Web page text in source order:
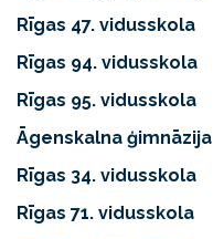
Rīgas 47. vidusskola
Rīgas 94. vidusskola
Rīgas 95. vidusskola
Āgenskalna ģimnāzija
Rīgas 34. vidusskola
Rīgas 71. vidusskola